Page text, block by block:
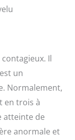
Il
un
Normalement,
en trois à
atteinte de
anormale et